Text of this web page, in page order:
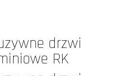
drzwi
RK